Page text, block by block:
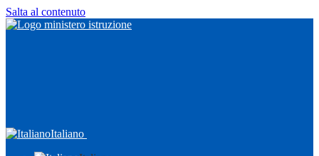
Salta al contenuto
Italiano